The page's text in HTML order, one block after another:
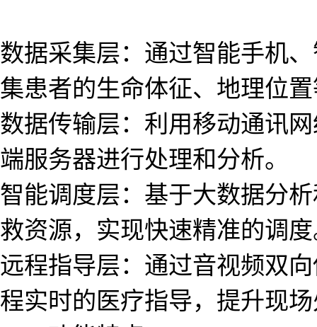
数据采集层：通过智能手机
集患者的生命体征、地理位
数据传输层：利用移动通讯
端服务器进行处理和分析。
智能调度层：基于大数据分
救资源，实现快速精准的调
远程指导层：通过音视频双
程实时的医疗指导，提升现